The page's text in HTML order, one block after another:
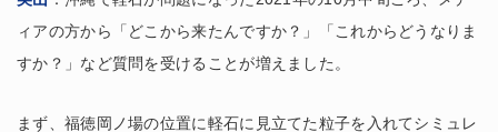
ィアの方から「どこから来たんですか？」「これからどうなりま
すか？」など質問を受けることが増えました。
まず、福徳岡ノ場の位置に軽石に見立てた粒子を入れてシミュレ